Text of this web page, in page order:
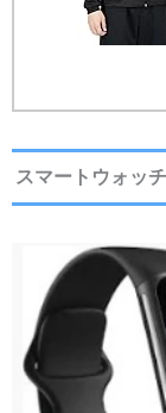
スマートウォッ